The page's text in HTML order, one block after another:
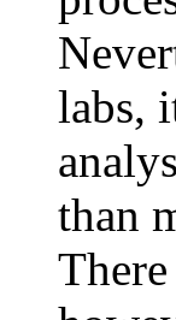
labs,
than